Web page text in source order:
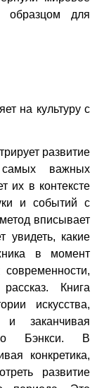
образцом для
на культуру с
развитие
важных
их в контексте
и событий с
вписывает
увидеть, какие
в момент
Книга
искусства,
заканчивая
Бэнкси. В
конкретика,
развитие